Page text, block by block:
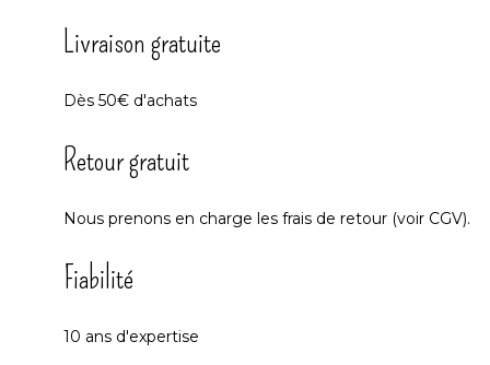
Livraison gratuite
Dès 50€ d'achats
Retour gratuit
Nous prenons en charge les frais de retour (voir CGV).
Fiabilité
10 ans d'expertise